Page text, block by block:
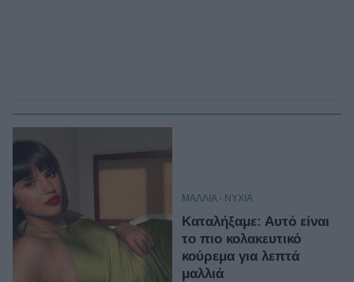
ΜΑΛΛΙΑ - ΝΥΧΙΑ
Καταλήξαμε: Αυτό είναι
το πιο κολακευτικό
κούρεμα για λεπτά
μαλλιά